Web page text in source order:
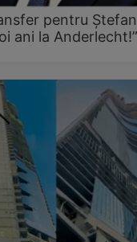
pentru Ștefan
ani la Anderlecht!”